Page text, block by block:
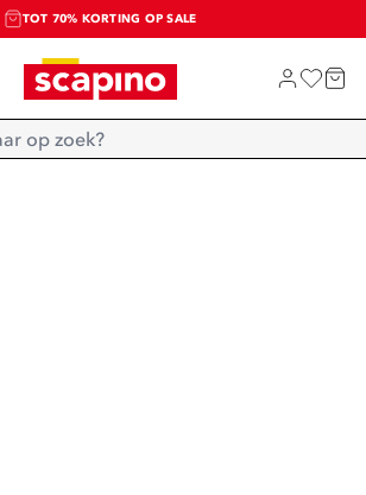
TOT 70% KORTING OP SALE
SALE: LAATSTE KANS!
SHOP NIEUW
Home